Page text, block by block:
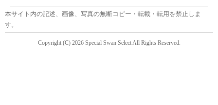
本サイト内の記述、画像、写真の無断コピー・転載・転用を禁止しま
す。
Copyright (C) 2026 Special Swan Select All Rights Reserved.